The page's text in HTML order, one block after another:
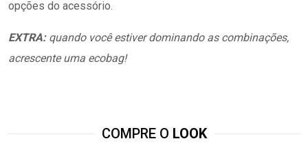
opções do acessório.
EXTRA:quando você estiver dominando as combinações,
acrescente uma ecobag!
COMPRE O LOOK